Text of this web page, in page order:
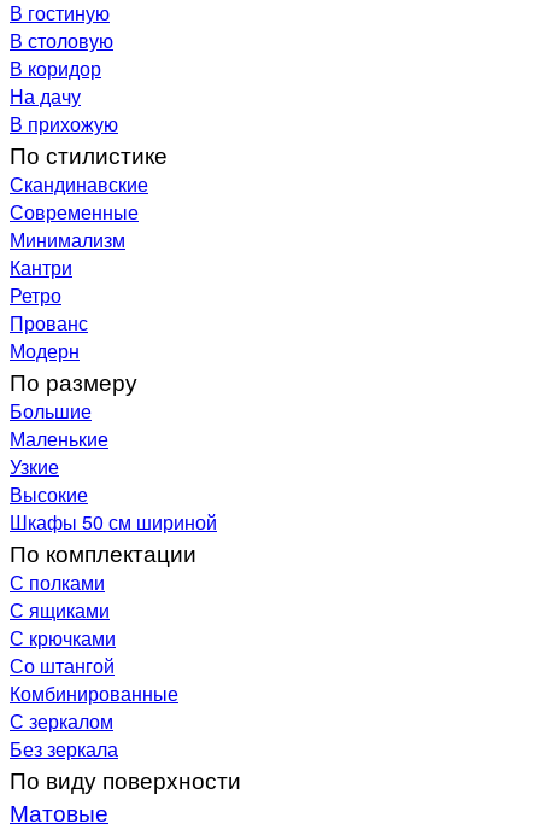
В гостиную
В столовую
В коридор
На дачу
В прихожую
По стилистике
Скандинавские
Современные
Минимализм
Кантри
Ретро
Прованс
Модерн
По размеру
Большие
Маленькие
Узкие
Высокие
Шкафы 50 см шириной
По комплектации
С полками
С ящиками
С крючками
Со штангой
Комбинированные
С зеркалом
Без зеркала
По виду поверхности
Матовые